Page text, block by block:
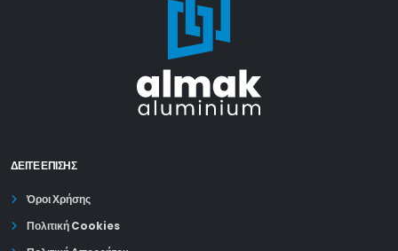
ΔΕΊΤΕ ΕΠΙΣΗΣ
Όροι Χρήσης
Πολιτική Cookies